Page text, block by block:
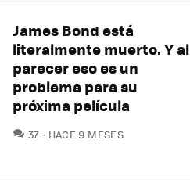
James Bond está
literalmente muerto. Y al
parecer eso es un
problema para su
próxima película
37COMENTARIOS
HACE 9 MESES